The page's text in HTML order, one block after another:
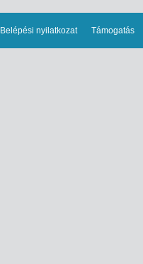
Belépési nyilatkozat Támogatás